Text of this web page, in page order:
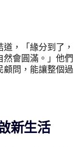
，「緣分到了，
會圓滿。」他們
顧問，能讓整個過
新生活